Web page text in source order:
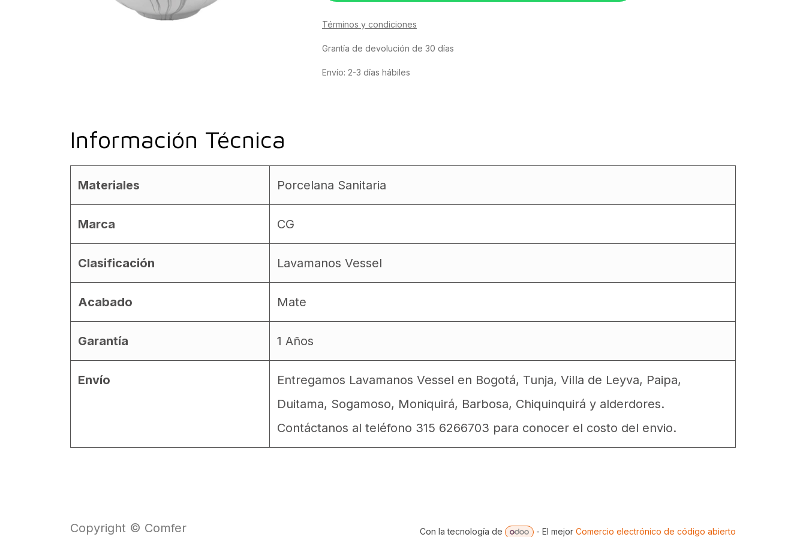
Términos y condiciones
Grantía de devolución de 30 días
Envío: 2-3 días hábiles
Información Técnica
Materiales Porcelana Sanitaria
Marca CG
Clasificación Lavamanos Vessel
Acabado Mate
Garantía 1 Años
Envío
Entregamos Lavamanos Vessel en Bogotá, Tunja, Villa de Leyva, Paipa,
Duitama, Sogamoso, Moniquirá, Barbosa, Chiquinquirá y alderdores.
Contáctanos al teléfono 315 6266703 para conocer el costo del envio.
Copyright © Comfer Con la tecnología de - El mejor Comercio electrónico de código abierto